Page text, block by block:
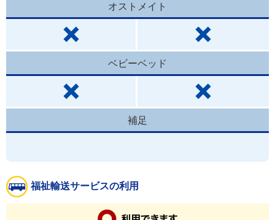
オストメイト
ベビーベッド
補足
福祉輸送サービスの利用